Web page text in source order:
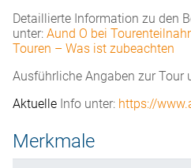
Detaillierte Information zu den
unter: Aund O bei
Touren – Was ist zubeachten
Ausführliche Angaben zur Tour
Aktuelle Info unter: https://
Merkmale